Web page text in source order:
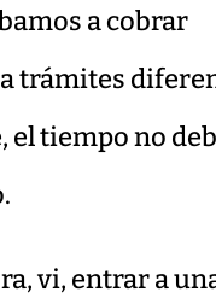
a cobrar
trámites
el tiempo no
vi, entrar a